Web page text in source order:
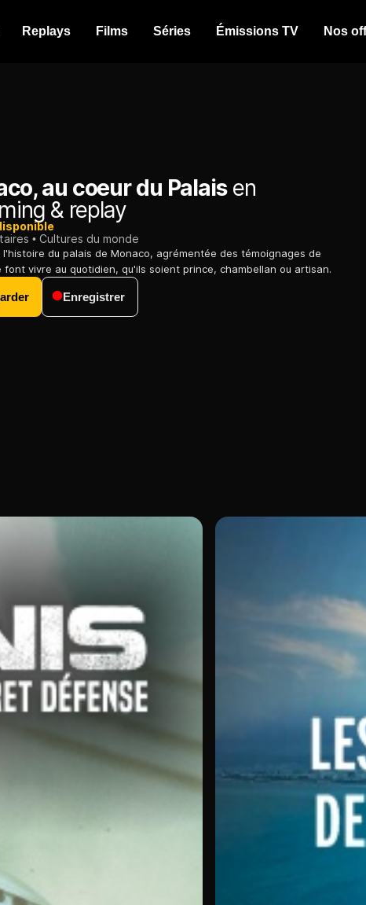
Replays Films Séries Émissions TV Nos
au coeur du Palaisen
& replay
Cultures du monde
l'histoire du palais de Monaco, agrémentée des témoignages de
font vivre au quotidien, qu'ils soient prince, chambellan ou artisan.
Enregistrer